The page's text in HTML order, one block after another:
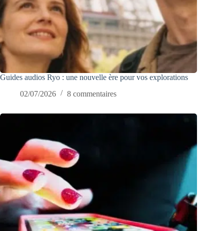
Guides audios Ryo : une nouvelle ère pour vos explorations
02/07/2026
8 commentaires